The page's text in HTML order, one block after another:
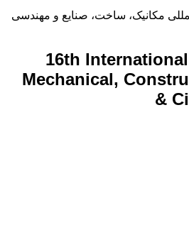
مکانیک، ساخت، صنایع و مهندسی
16th
Mechanical,
&